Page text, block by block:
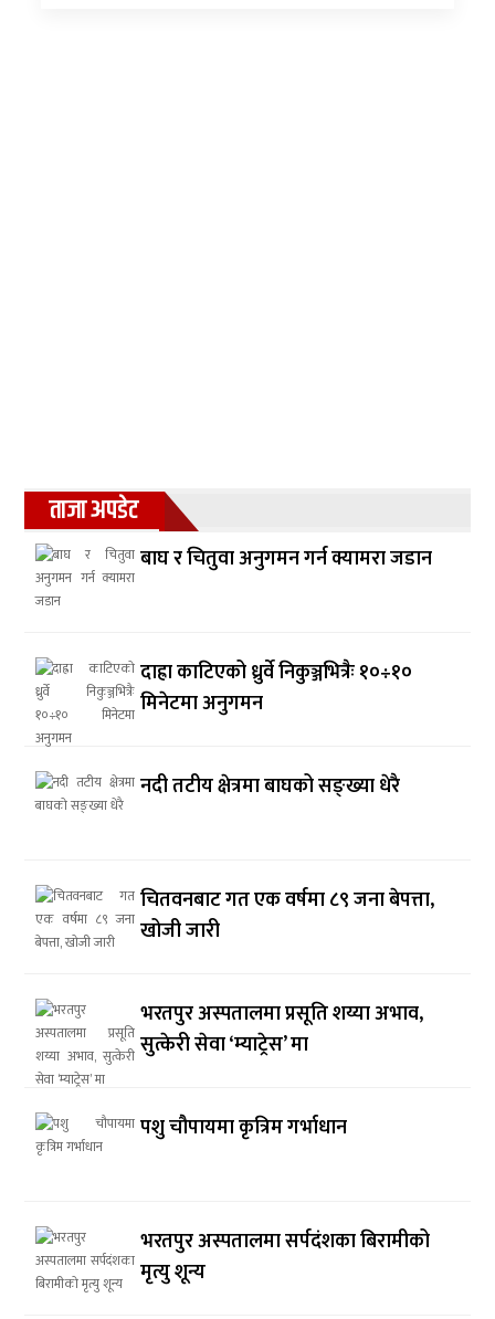
ताजा अपडेट
बाघ र चितुवा अनुगमन गर्न क्यामरा जडान
दाह्रा काटिएको ध्रुर्वे निकुञ्जभित्रैः १०÷१०
मिनेटमा अनुगमन
नदी तटीय क्षेत्रमा बाघको सङ्ख्या धेरै
चितवनबाट गत एक वर्षमा ८९ जना बेपत्ता,
खोजी जारी
भरतपुर अस्पतालमा प्रसूति शय्या अभाव,
सुत्केरी सेवा ‘म्याट्रेस’ मा
पशु चौपायमा कृत्रिम गर्भाधान
भरतपुर अस्पतालमा सर्पदंशका बिरामीको
मृत्यु शून्य